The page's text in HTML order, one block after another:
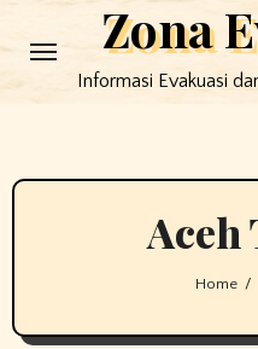
to
Zona
Informasi Evakuasi
Aceh
Home